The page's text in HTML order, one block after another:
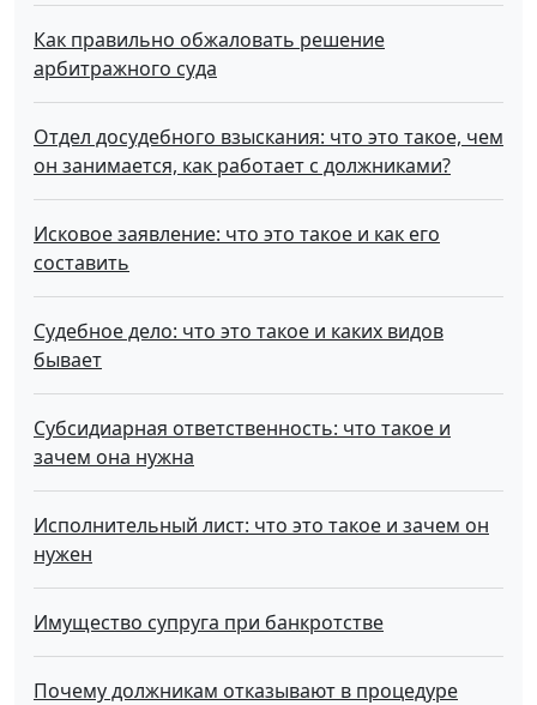
Как правильно обжаловать решение
арбитражного суда
Отдел досудебного взыскания: что это такое, чем
он занимается, как работает с должниками?
Исковое заявление: что это такое и как его
составить
Судебное дело: что это такое и каких видов
бывает
Субсидиарная ответственность: что такое и
зачем она нужна
Исполнительный лист: что это такое и зачем он
нужен
Имущество супруга при банкротстве
Почему должникам отказывают в процедуре